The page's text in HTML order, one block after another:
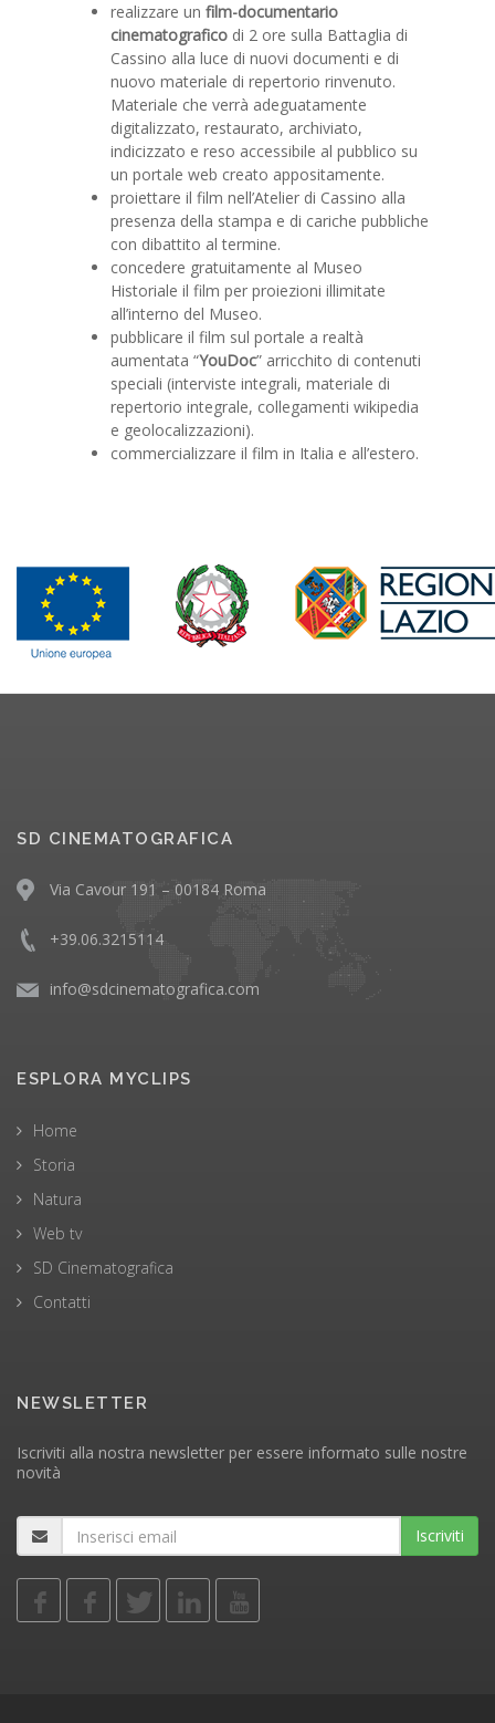
realizzare un film-documentario
cinematografico di 2 ore sulla Battaglia di
Cassino alla luce di nuovi documenti e di
nuovo materiale di repertorio rinvenuto.
Materiale che verrà adeguatamente
digitalizzato, restaurato, archiviato,
indicizzato e reso accessibile al pubblico su
un portale web creato appositamente.
proiettare il film nell’Atelier di Cassino alla
presenza della stampa e di cariche pubbliche
con dibattito al termine.
concedere gratuitamente al Museo
Historiale il film per proiezioni illimitate
all’interno del Museo.
pubblicare il film sul portale a realtà
aumentata “YouDoc” arricchito di contenuti
speciali (interviste integrali, materiale di
repertorio integrale, collegamenti wikipedia
e geolocalizzazioni).
commercializzare il film in Italia e all’estero.
SD CINEMATOGRAFICA
Via Cavour 191 – 00184 Roma
+39.06.3215114
info@sdcinematografica.com
ESPLORA MYCLIPS
Home
Storia
Natura
Web tv
SD Cinematografica
Contatti
NEWSLETTER
Iscriviti alla nostra newsletter per essere informato sulle nostre
novità
Iscriviti